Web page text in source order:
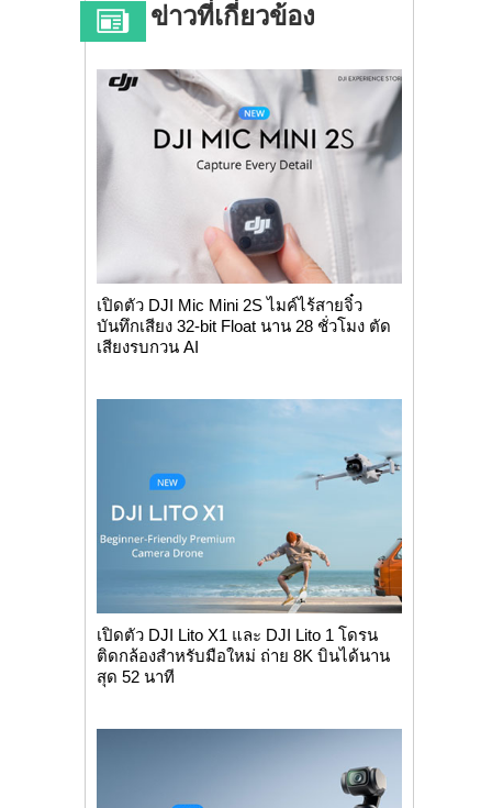
ข่าวที่เกี่ยวข้อง
เปิดตัว DJI Mic Mini 2S ไมค์ไร้สายจิ๋ว
บันทึกเสียง 32-bit Float นาน 28 ชั่วโมง ตัด
เสียงรบกวน AI
เปิดตัว DJI Lito X1 และ DJI Lito 1 โดรน
ติดกล้องสำหรับมือใหม่ ถ่าย 8K บินได้นาน
สุด 52 นาที